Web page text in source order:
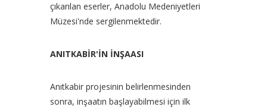
çıkarılan eserler, Anadolu Medeniyetleri
Müzesi'nde sergilenmektedir.
ANITKABİR'İN İNŞAASI
Anıtkabir projesinin belirlenmesinden
sonra, inşaatın başlayabilmesi için ilk